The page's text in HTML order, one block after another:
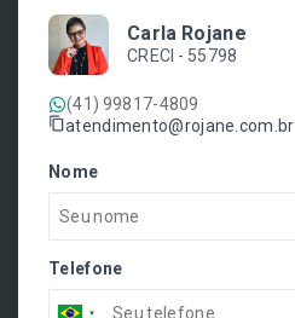
Carla Rojane
CRECI - 55798
(41) 99817-4809
atendimento@rojane.com.br
Nome
Telefone